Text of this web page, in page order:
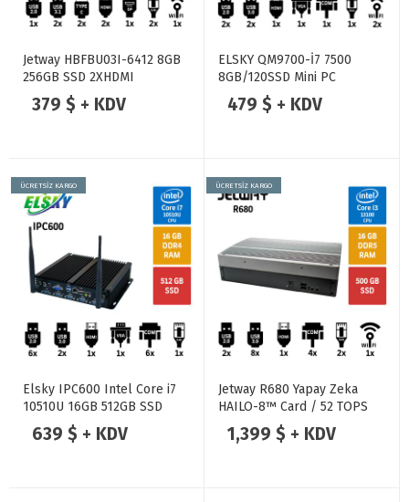
Jetway HBFBU03I-6412 8GB
256GB SSD 2XHDMI
Endüstriyel Mini Pc
379 $ + KDV
ELSKY QM9700-İ7 7500
8GB/120SSD Mini PC
479 $ + KDV
ÜCRETSİZ KARGO
Elsky IPC600 Intel Core i7
10510U 16GB 512GB SSD
WIFI Endüstriyel Mini Pc
639 $ + KDV
ÜCRETSİZ KARGO
Jetway R680 Yapay Zeka
HAILO-8™ Card / 52 TOPS
AIPC
1,399 $ + KDV